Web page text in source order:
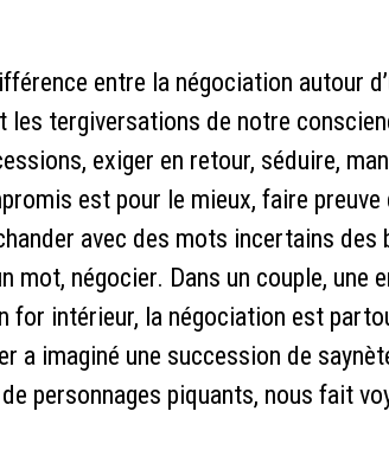
entre la négociation autour
les tergiversations de notre
exiger en retour, séduire,
est pour le mieux, faire preuve
avec des mots incertains des
mot, négocier. Dans un couple, une
for intérieur, la négociation est
a imaginé une succession de
personnages piquants, nous fait